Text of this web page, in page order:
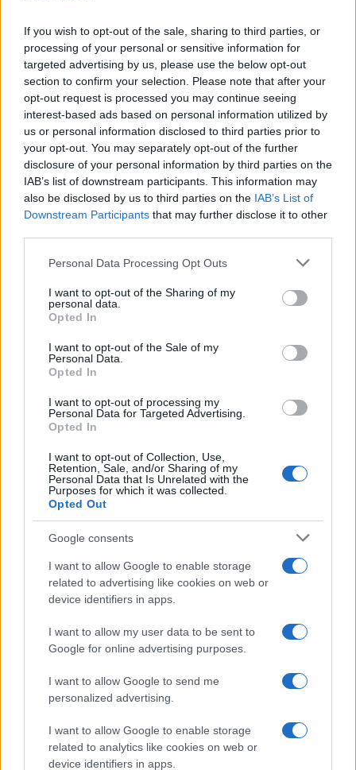
If you wish to opt-out of the sale, sharing to third parties, or
processing of your personal or sensitive information for
targeted advertising by us, please use the below opt-out
section to confirm your selection. Please note that after your
opt-out request is processed you may continue seeing
interest-based ads based on personal information utilized by
us or personal information disclosed to third parties prior to
your opt-out. You may separately opt-out of the further
disclosure of your personal information by third parties on the
IAB’s list of downstream participants. This information may
also be disclosed by us to third parties on the IAB’s List of
Downstream Participants that may further disclose it to other
Please note that this website/app uses one or more Google
not limited to your visit or usage behaviour. You may click to
grant or deny consent to Google and its third-party tags to
use your data for below specified purposes in below Google
consent section.
Personal Data Processing Opt Outs
I want to opt-out of the Sharing of my
personal data.
Opted In
I want to opt-out of the Sale of my
Personal Data.
Opted In
I want to opt-out of processing my
Personal Data for Targeted Advertising.
Opted In
I want to opt-out of Collection, Use,
Retention, Sale, and/or Sharing of my
Personal Data that Is Unrelated with the
Purposes for which it was collected.
Opted Out
Google consents
I want to allow Google to enable storage
related to advertising like cookies on web or
device identifiers in apps.
I want to allow my user data to be sent to
Google for online advertising purposes.
I want to allow Google to send me
personalized advertising.
I want to allow Google to enable storage
related to analytics like cookies on web or
device identifiers in apps.